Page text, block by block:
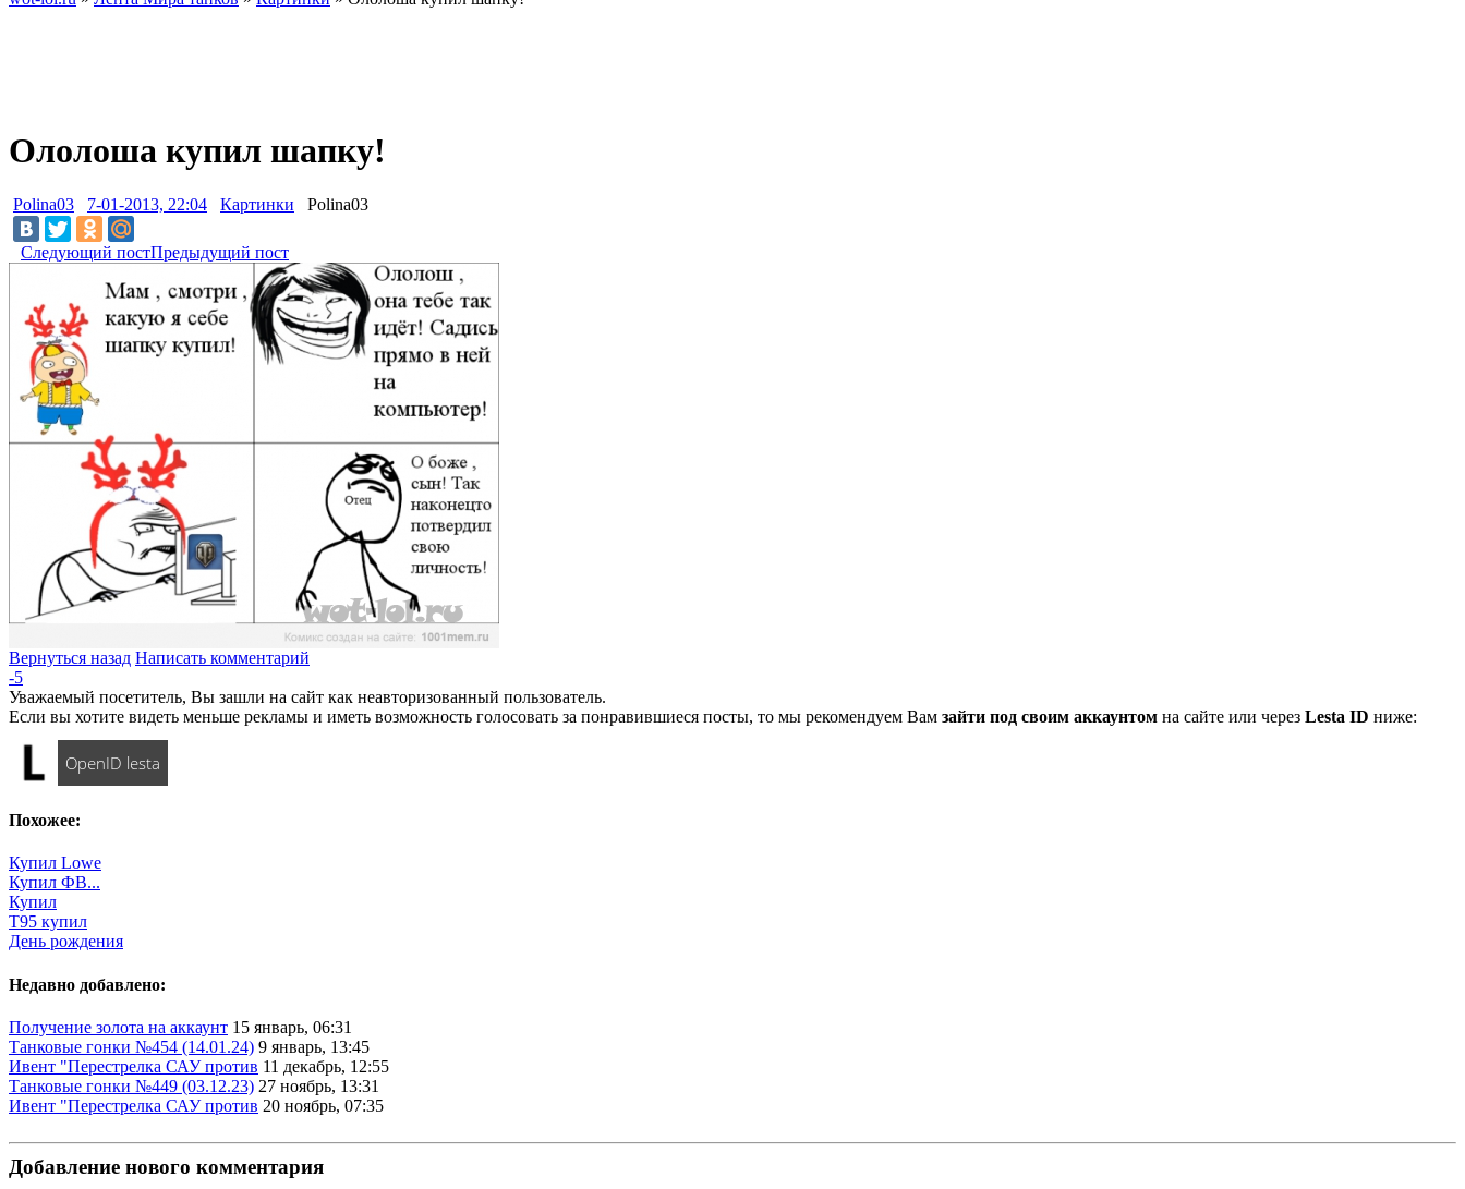
Ололоша купил шапку!
Polina03 7-01-2013, 22:04 Картинки Polina03
Следующий постПредыдущий пост
Вернуться назад Написать комментарий
-5
Уважаемый посетитель, Вы зашли на сайт как неавторизованный пользователь.
Если вы хотите видеть меньше рекламы и иметь возможность голосовать за понравившиеся посты, то мы рекомендуем Вам зайти под своим аккаунтом на сайте или через Lesta ID ниже:
OpenID lesta
Похожее:
Купил Lowe
Купил ФВ...
Купил
Т95 купил
День рождения
Недавно добавлено:
Получение золота на аккаунт 15 январь, 06:31
Танковые гонки №454 (14.01.24) 9 январь, 13:45
Ивент "Перестрелка САУ против 11 декабрь, 12:55
Танковые гонки №449 (03.12.23) 27 ноябрь, 13:31
Ивент "Перестрелка САУ против 20 ноябрь, 07:35
Добавление нового комментария